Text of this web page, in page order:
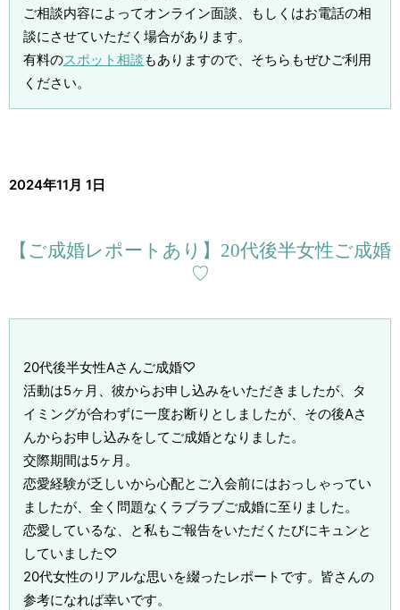
ご相談内容によってオンライン面談、もしくはお電話の相
談にさせていただく場合があります。
有料のスポット相談もありますので、そちらもぜひご利用
ください。
2024年11月 1日
【ご成婚レポートあり】20代後半女性ご成婚
♡
20代後半女性Aさんご成婚♡
活動は5ヶ月、彼からお申し込みをいただきましたが、タ
イミングが合わずに一度お断りとしましたが、その後Aさ
んからお申し込みをしてご成婚となりました。
交際期間は5ヶ月。
恋愛経験が乏しいから心配とご入会前にはおっしゃってい
ましたが、全く問題なくラブラブご成婚に至りました。
恋愛しているな、と私もご報告をいただくたびにキュンと
していました♡
20代女性のリアルな思いを綴ったレポートです。皆さんの
参考になれば幸いです。